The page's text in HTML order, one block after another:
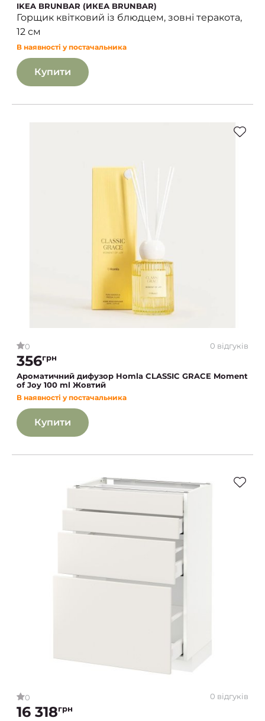
IKEA BRUNBAR (ИКЕА BRUNBAR)
Горщик квітковий із блюдцем, зовні теракота,
12 см
В наявності у постачальника
Купити
0 0 відгуків
356грн
Ароматичний дифузор Homla CLASSIC GRACE Moment
of Joy 100 ml Жовтий
В наявності у постачальника
Купити
0 0 відгуків
16 318грн